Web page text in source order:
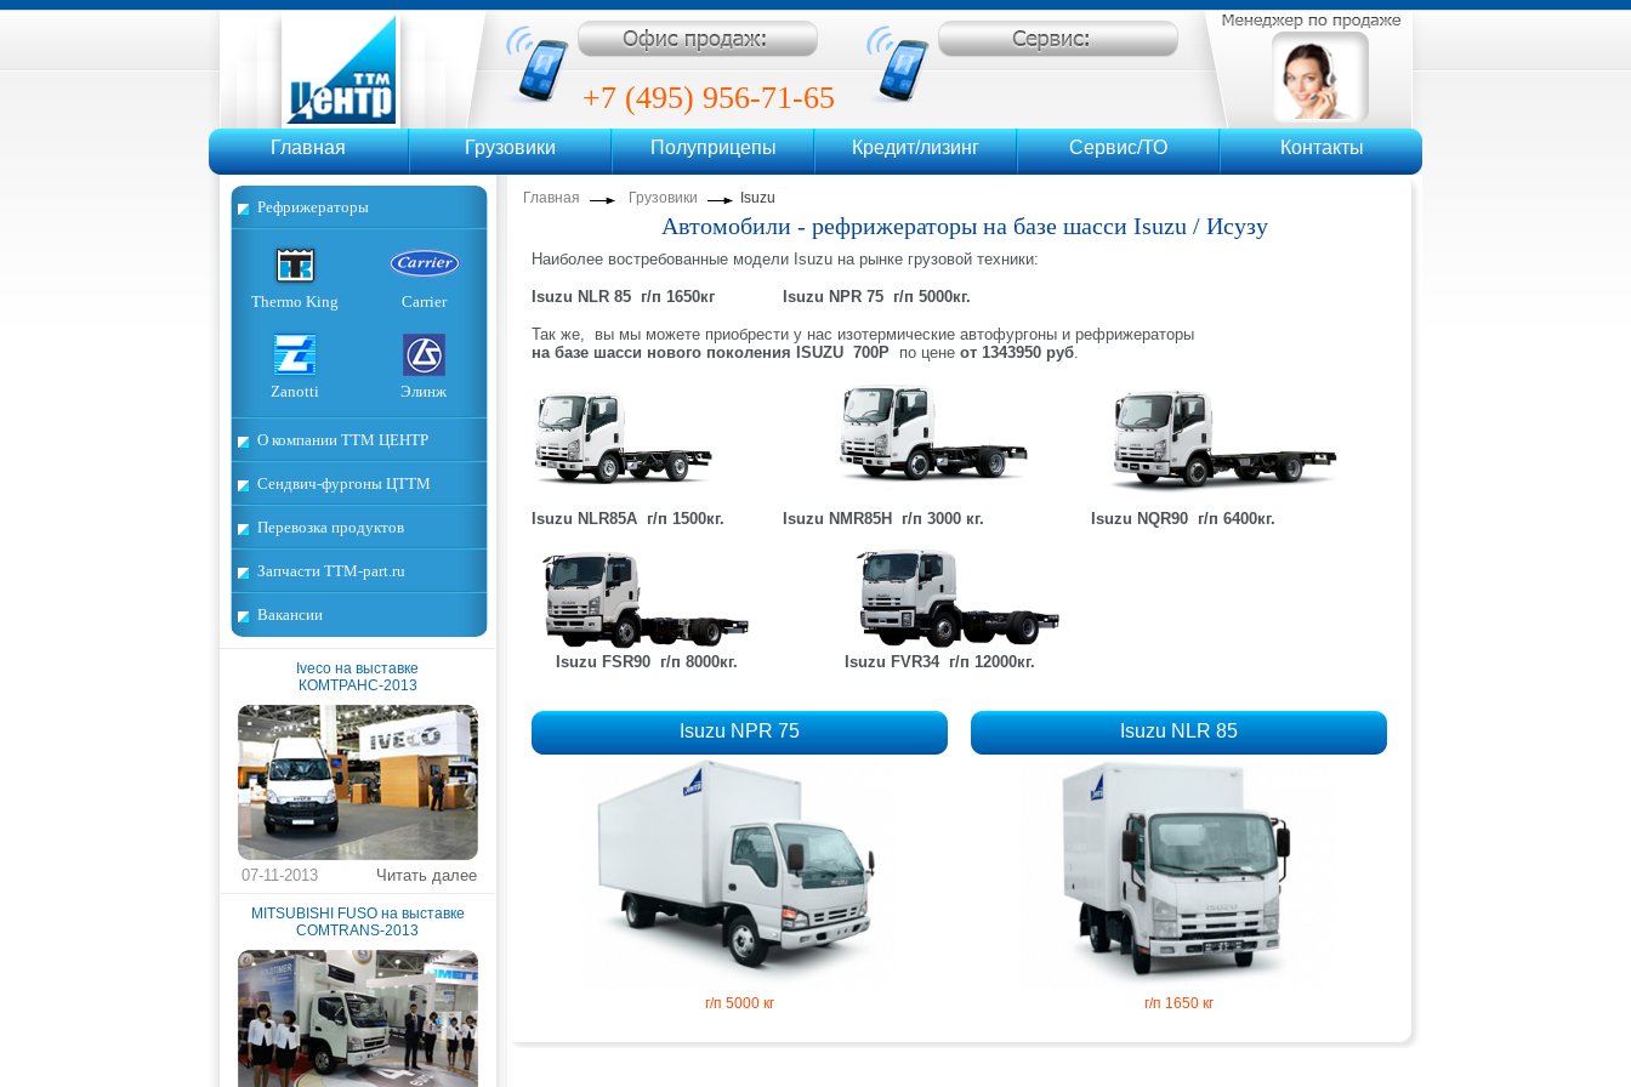
+7 (495) 956-71-65
+7 (495) 956-71-69
Главная Грузовики Полуприцепы Кредит/лизинг Сервис/ТО Контакты
Главная Грузовики Isuzu
Автомобили - рефрижераторы на базе шасси Isuzu / Исузу
Наиболее востребованные модели Isuzu на рынке грузовой техники:
Isuzu NLR 85 г/п 1650кг Isuzu NPR 75 г/п 5000кг.
Так же, вы мы можете приобрести у нас изотермические автофургоны и рефрижераторы
на базе шасси нового поколения ISUZU 700Р по цене от 1343950 руб.
Isuzu NLR85A г/п 1500кг. Isuzu NMR85H г/п 3000 кг. Isuzu NQR90 г/п 6400кг.
Isuzu FSR90 г/п 8000кг. Isuzu FVR34 г/п 12000кг.
Isuzu NPR 75
г/п 5000 кг
Isuzu NLR 85
г/п 1650 кг
Рефрижераторы
Thermo King Carrier
Zanotti Элинж
О компании ТТМ ЦЕНТР
Сендвич-фургоны ЦТТМ
Перевозка продуктов
Запчасти TTM-part.ru
Вакансии
Iveco на выставке
КОМТРАНС-2013
Читать далее
07-11-2013
MITSUBISHI FUSO на выставке
COMTRANS-2013